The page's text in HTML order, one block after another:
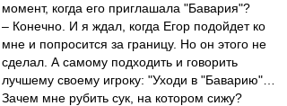
момент, когда его приглашала "Бавария"?
– Конечно. И я ждал, когда Егор подойдет ко
мне и попросится за границу. Но он этого не
сделал. А самому подходить и говорить
лучшему своему игроку: "Уходи в "Баварию"…
Зачем мне рубить сук, на котором сижу?